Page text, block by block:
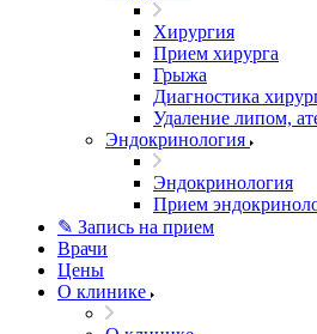
Хирургия
Прием хирурга
Грыжа
Диагностика
Удаление липом,
Эндокринология
Эндокринология
Прием
✎ Запись на прием
Врачи
Цены
О клинике